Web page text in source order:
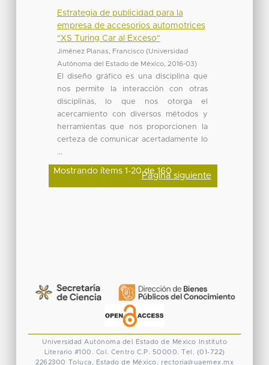
Estrategia de publicidad para la
empresa de accesorios automotrices
"XS Turing Car al Exceso"
Jiménez Planas, Francisco (Universidad
Autónoma del Estado de México, 2016-03)
El diseño gráfico es una disciplina que
nos permite la interacción con otras
disciplinas, lo que nos otorga el
acercamiento con diversos métodos y
herramientas que nos proporcionen la
certeza de comunicar acertadamente lo
...
Mostrando ítems 1-20 de 160Página siguiente
Universidad Autónoma del Estado de México
Instituto
Literario #100. Col. Centro C.P. 50000. Tel. (01-722)
2262300 Toluca, Estado de México. rectoria@uaemex.mx